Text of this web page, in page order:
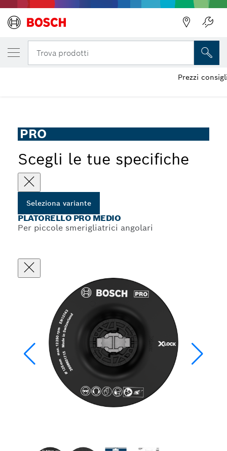
Trova prodotti
Platorello PRO per smerigliatrici angolari piccole, X-Lock,
PRO
Scegli le tue specifiche
Seleziona variante
PLATORELLO PRO MEDIO
Per piccole smerigliatrici angolari
LA TUA VARIANTE SELEZIONATA
Platorello PRO medio
Prezzi